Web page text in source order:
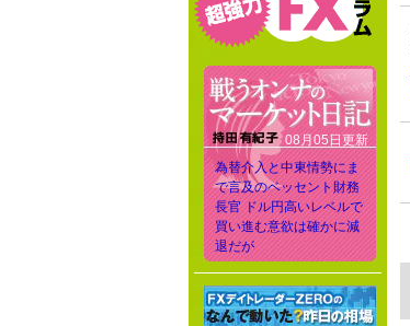
08月05日更新
為替介入と中東情勢にま
で言及のベッセント財務
長官 ドル円高いレベルで
買い進む意欲は確かに減
退だが